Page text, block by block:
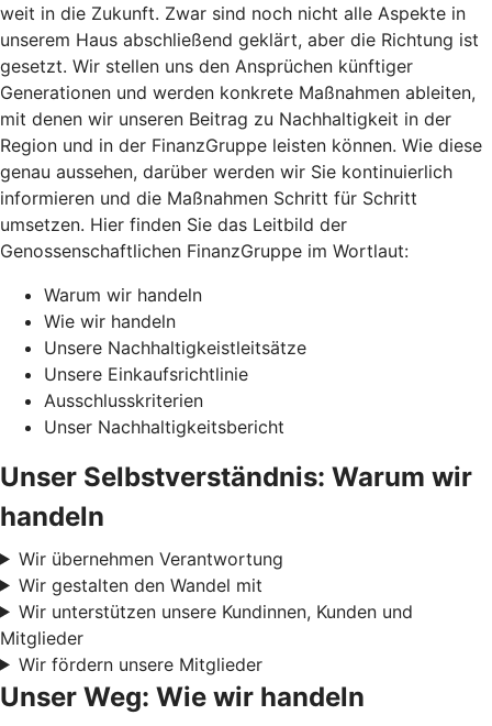
weit in die Zukunft. Zwar sind noch nicht alle Aspekte in
unserem Haus abschließend geklärt, aber die Richtung ist
gesetzt. Wir stellen uns den Ansprüchen künftiger
Generationen und werden konkrete Maßnahmen ableiten,
mit denen wir unseren Beitrag zu Nachhaltigkeit in der
Region und in der FinanzGruppe leisten können. Wie diese
genau aussehen, darüber werden wir Sie kontinuierlich
informieren und die Maßnahmen Schritt für Schritt
umsetzen. Hier finden Sie das Leitbild der
Genossenschaftlichen FinanzGruppe im Wortlaut:
Warum wir handeln
Wie wir handeln
Unsere Nachhaltigkeistleitsätze
Unsere Einkaufsrichtlinie
Ausschlusskriterien
Unser Nachhaltigkeitsbericht
Unser Selbstverständnis: Warum wir
handeln
Wir übernehmen Verantwortung
Wir gestalten den Wandel mit
Wir unterstützen unsere Kundinnen, Kunden und
Mitglieder
Wir fördern unsere Mitglieder
Unser Weg: Wie wir handeln